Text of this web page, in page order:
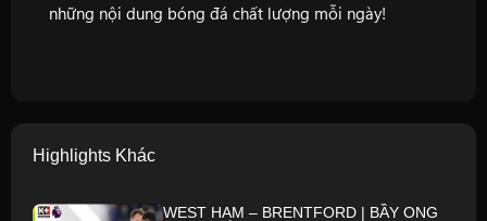
những nội dung bóng đá chất lượng mỗi ngày!
Highlights Khác
WEST HAM – BRENTFORD | BẦY ONG